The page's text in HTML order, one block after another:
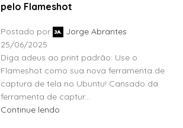
pelo Flameshot
Postado por
Jorge Abrantes
25/06/2025
Diga adeus ao print padrão: Use o
Flameshot como sua nova ferramenta de
captura de tela no Ubuntu! Cansado da
ferramenta de captur...
Continue lendo